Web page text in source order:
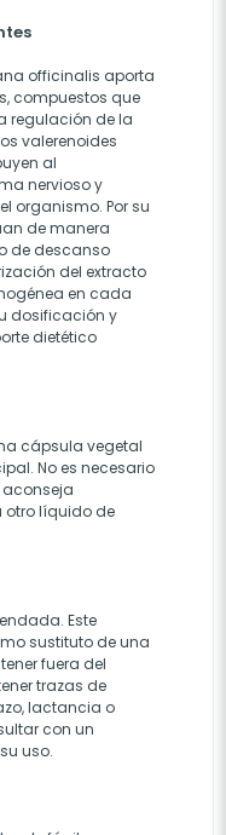
officinalis aporta
compuestos que
regulación de la
valerenoides
al
nervioso y
organismo. Por su
de manera
de descanso
del extracto
en cada
dosificación y
dietético
cápsula vegetal
No es necesario
aconseja
líquido de
Este
sustituto de una
fuera del
trazas de
lactancia o
con un
uso.